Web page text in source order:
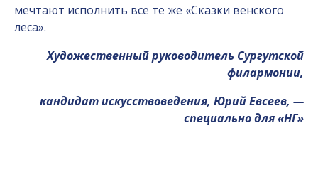
мечтают исполнить все те же «Сказки венского
леса».
Художественный руководитель Сургут­ской
филармонии,
кандидат искусствоведения, Юрий Евсеев, —
специально для «НГ»